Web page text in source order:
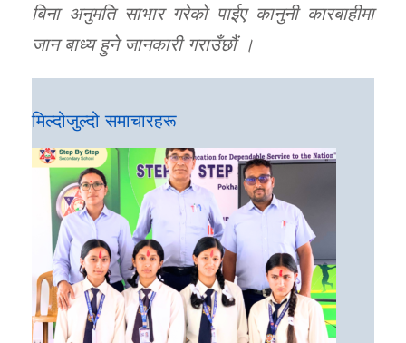
बिना अनुमति साभार गरेको पाईए कानुनी कारबाहीमा
जान बाध्य हुने जानकारी गराउँछौं ।
मिल्दोजुल्दो समाचारहरू